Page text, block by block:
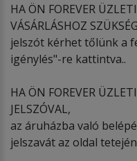
HA ÖN FOREVER
VÁSÁRLÁSHOZ
jelszót kérhet tőlünk a
igénylés"-re kattintva..
HA ÖN FOREVER
JELSZÓVAL,
az áruházba való
jelszavát az oldal